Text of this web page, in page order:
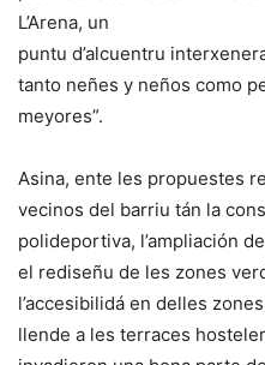
L’Arena, un
puntu d’alcuentru
tanto neñes y neños como
meyores”.
Asina, ente les propuestes
vecinos del barriu tán la
polideportiva, l’ampliación
el rediseñu de les zones
l’accesibilidá en delles
llende a les terraces